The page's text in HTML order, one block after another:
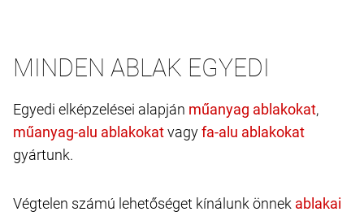
MINDEN ABLAK EGYEDI
Egyedi elképzelései alapján
,
vagy
gyártunk.
Végtelen számú lehetőséget kínálunk önnek